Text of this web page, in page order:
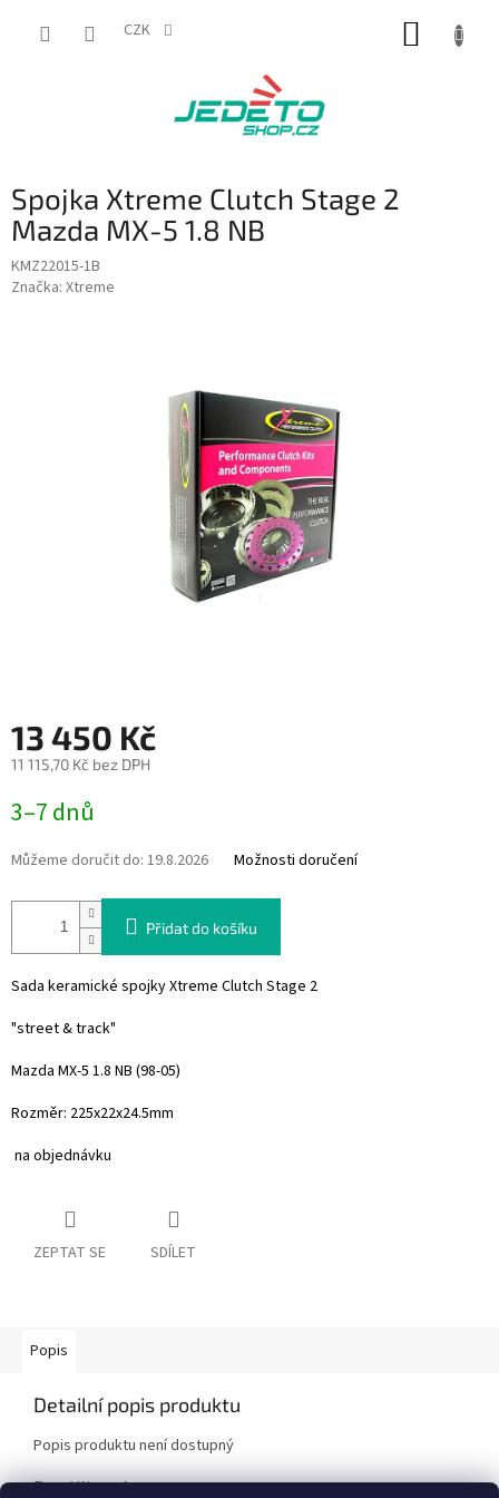
CZK
Spojka Xtreme Clutch Stage 2
Mazda MX-5 1.8 NB
KMZ22015-1B
Značka: Xtreme
13 450 Kč
11 115,70 Kč bez DPH
cena:
3–7 dnů
Můžeme doručit do: 19.8.2026 Možnosti doručení
Přidat do košíku
Sada keramické spojky Xtreme Clutch Stage 2
"street & track"
Mazda MX-5 1.8 NB (98-05)
Rozměr: 225x22x24.5mm
na objednávku
ZEPTAT SE SDÍLET
Popis
Detailní popis produktu
Popis produktu není dostupný
Doplňkové parametry